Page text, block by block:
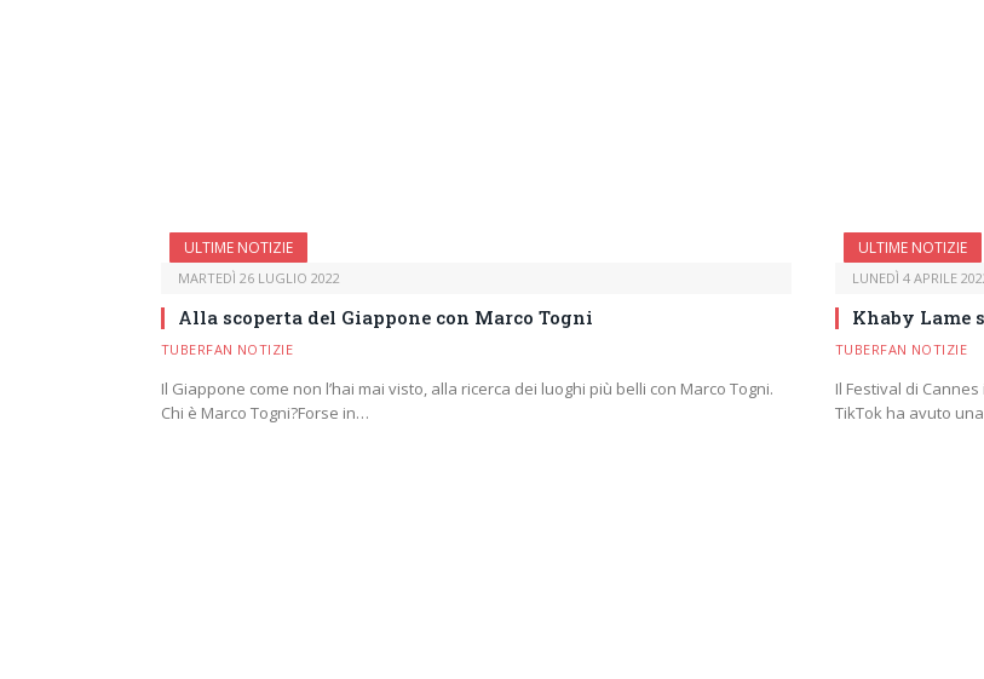
ULTIME NOTIZIE
MARTEDÌ 26 LUGLIO 2022
Alla scoperta del Giappone con Marco Togni
TUBERFAN NOTIZIE
Il Giappone come non l’hai mai visto, alla ricerca dei luoghi più belli con Marco Togni.
Chi è Marco Togni?Forse in…
ULTIME NOTIZIE
LUNEDÌ 4 APRILE
Khaby Lame
TUBERFAN NOTIZIE
Il Festival di
TikTok ha avuto